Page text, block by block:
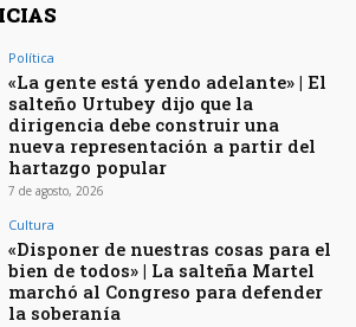
Política
«La gente está yendo adelante» | El
salteño Urtubey dijo que la
dirigencia debe construir una
nueva representación a partir del
hartazgo popular
7 de agosto, 2026
Cultura
«Disponer de nuestras cosas para el
bien de todos» | La salteña Martel
marchó al Congreso para defender
la soberanía